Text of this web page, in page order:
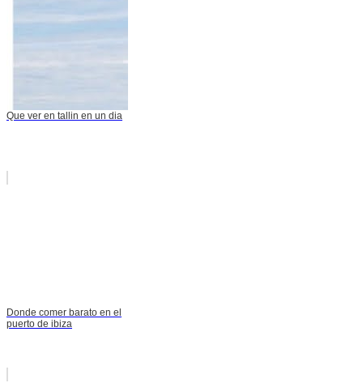
Que ver en tallin en un dia
Donde comer barato en el
puerto de ibiza